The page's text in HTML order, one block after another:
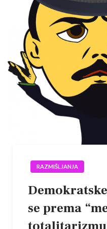
RAZMIŠLJANJA
se prema